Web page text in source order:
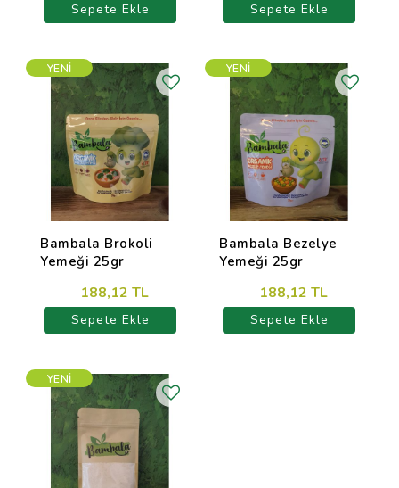
Sepete Ekle Sepete Ekle
Bambala Brokoli
Yemeği 25gr
188,12 TL
Sepete Ekle
YENI
Bambala Bezelye
Yemeği 25gr
188,12 TL
Sepete Ekle
YENI
YENI